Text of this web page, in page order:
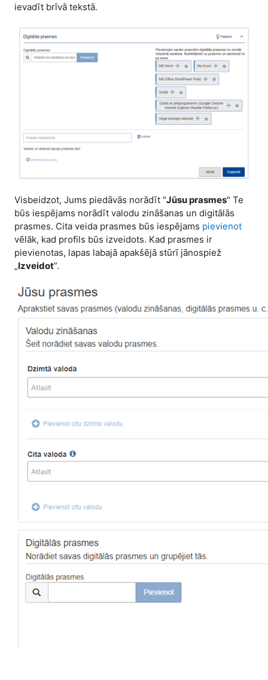
ievadīt brīvā tekstā.
Visbeidzot, Jums piedāvās norādīt "Jūsu prasmes" Te
būs iespējams norādīt valodu zināšanas un digitālās
prasmes. Cita veida prasmes būs iespējams pievienot
vēlāk, kad profils būs izveidots. Kad prasmes ir
pievienotas, lapas labajā apakšējā stūrī jānospiež
„Izveidot”.